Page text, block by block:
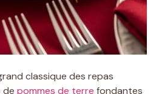
classique des repas
de pommes de terre fondantes